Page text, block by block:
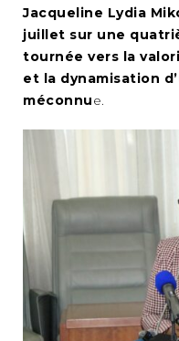
Jacqueline Lydia
juillet sur une
tournée vers la
et la dynamisation
méconnue.